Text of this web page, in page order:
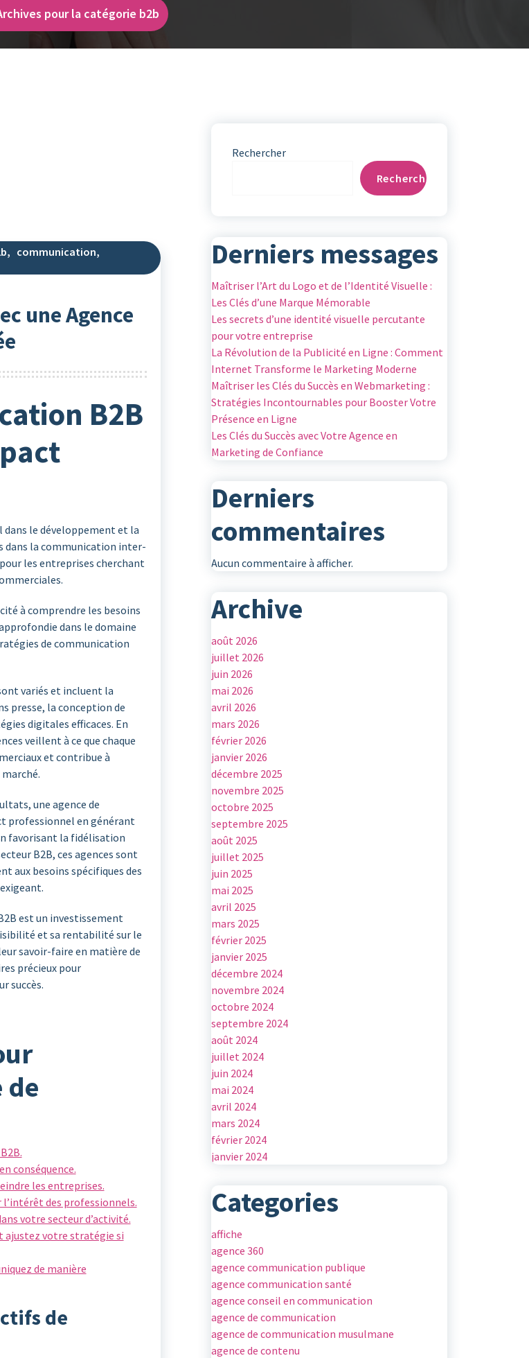
pour la catégorie b2b
, communication,
une Agence
B2B
dans le développement et la
dans la communication inter-
les entreprises cherchant
à comprendre les besoins
dans le domaine
de communication
variés et incluent la
presse, la conception de
digitales efficaces. En
veillent à ce que chaque
et contribue à
une agence de
professionnel en générant
favorisant la fidélisation
B2B, ces agences sont
aux besoins spécifiques des
est un investissement
et sa rentabilité sur le
savoir-faire en matière de
précieux pour
succès.
de
conséquence.
les entreprises.
des professionnels.
votre secteur d’activité.
ajustez votre stratégie si
de manière
de
Rechercher
Rechercher
Derniers messages
Maîtriser l’Art du Logo et de l’Identité Visuelle :
Les Clés d’une Marque Mémorable
Les secrets d’une identité visuelle percutante
pour votre entreprise
La Révolution de la Publicité en Ligne : Comment
Internet Transforme le Marketing Moderne
Maîtriser les Clés du Succès en Webmarketing :
Stratégies Incontournables pour Booster Votre
Présence en Ligne
Les Clés du Succès avec Votre Agence en
Marketing de Confiance
Derniers
commentaires
Aucun commentaire à afficher.
Archive
août 2026
juillet 2026
juin 2026
mai 2026
avril 2026
mars 2026
février 2026
janvier 2026
décembre 2025
novembre 2025
octobre 2025
septembre 2025
août 2025
juillet 2025
juin 2025
mai 2025
avril 2025
mars 2025
février 2025
janvier 2025
décembre 2024
novembre 2024
octobre 2024
septembre 2024
août 2024
juillet 2024
juin 2024
mai 2024
avril 2024
mars 2024
février 2024
janvier 2024
Categories
affiche
agence 360
agence communication publique
agence communication santé
agence conseil en communication
agence de communication
agence de communication musulmane
agence de contenu